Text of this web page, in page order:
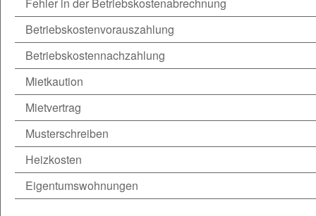
Betriebskostenvorauszahlung
Betriebskostennachzahlung
Mietkaution
Mietvertrag
Musterschreiben
Heizkosten
Eigentumswohnungen